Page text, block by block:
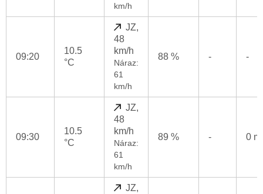
km/h
09:20
10.5
°C
JZ,
48
km/h
Náraz:
61
km/h
88 % - -
09:30
10.5
°C
JZ,
48
km/h
Náraz:
61
km/h
89 % - 0
JZ,